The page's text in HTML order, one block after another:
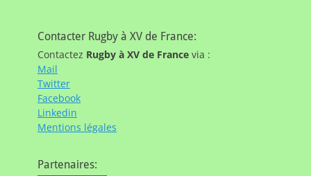
Contacter Rugby à XV de France:
Contactez Rugby à XV de France via :
Mail
Twitter
Facebook
Linkedin
Mentions légales
Partenaires: